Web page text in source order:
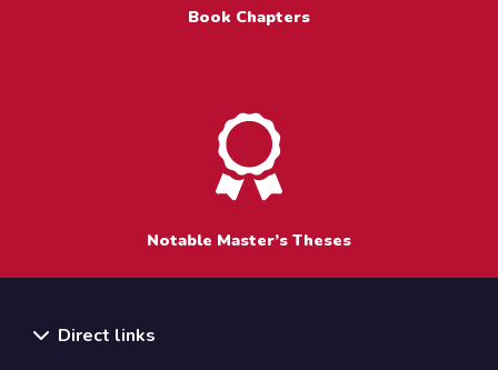
Book Chapters
Notable Master’s Theses
Direct links